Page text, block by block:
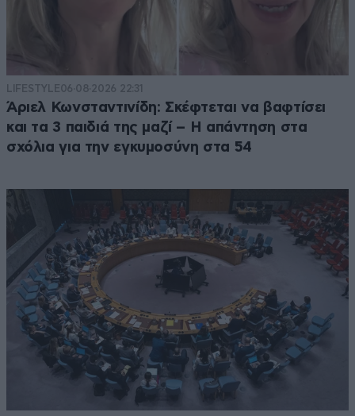
LIFESTYLE06·08·2026 22:31
Άριελ Κωνσταντινίδη: Σκέφτεται να βαφτίσει
και τα 3 παιδιά της μαζί – Η απάντηση στα
σχόλια για την εγκυμοσύνη στα 54